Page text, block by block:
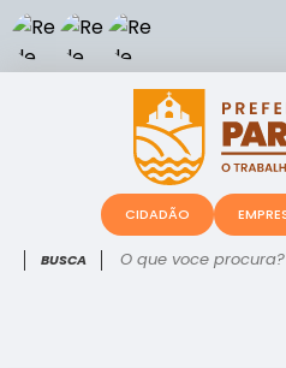
O que voce procura?
CIDADÃO